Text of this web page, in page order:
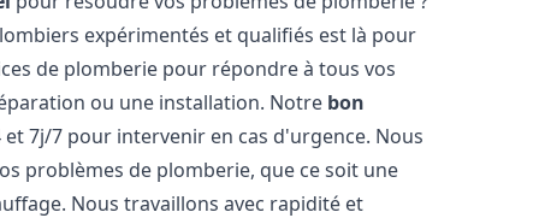
expérimentés et qualifiés est là pour
de plomberie pour répondre à tous vos
ou une installation. Notre bon
7j/7 pour intervenir en cas d'urgence. Nous
problèmes de plomberie, que ce soit une
Nous travaillons avec rapidité et